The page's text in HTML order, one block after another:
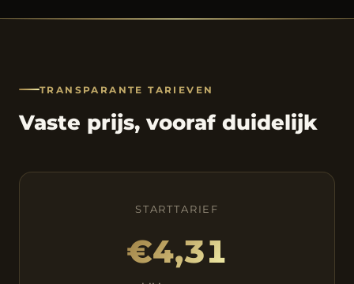
TRANSPARANTE TARIEVEN
Vaste prijs, vooraf duidelijk
STARTTARIEF
€4,31